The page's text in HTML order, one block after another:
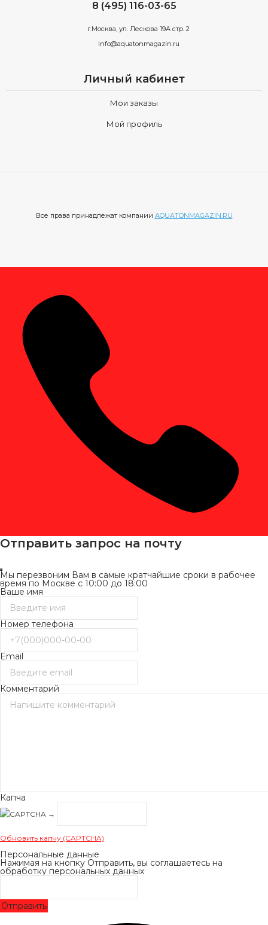
8 (495) 116-03-65
г.Москва, ул. Лескова 19А стр. 2
info@aquatonmagazin.ru
Личный кабинет
Мои заказы
Мой профиль
Все права принадлежат компании AQUATONMAGAZIN.RU
Отправить запрос на почту
Мы перезвоним Вам в самые кратчайшие сроки в рабочее
время по Москве с 10:00 до 18:00
Ваше имя
Номер телефона
Email
Комментарий
Капча
→
Обновить капчу (CAPTCHA)
Персональные данные
Нажимая на кнопку Отправить, вы соглашаетесь на
обработку персональных данных
Отправить